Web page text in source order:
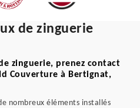
de zinguerie
zinguerie, prenez contact
Couverture à Bertignat,
nombreux éléments installés